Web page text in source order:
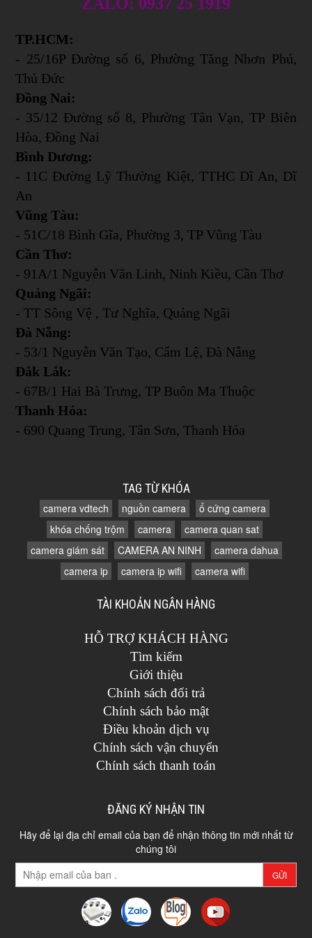
TP.HCM:
- 25/16P Đường số 6, Phường Tăng Nhơn Phú,
Thủ Đức
Đồng Nai:
- 35/12 Đường số 8, Phường Tân Vạn, TP Biên
Hòa, Đồng Nai
Bình Dương:
- 11C Đường Lỹ Thường Kiệt, TTHC Dĩ An, Dĩ
An
Vũng Tàu:
- 51C/18 Bình Gĩa, Phường 3, TP Vũng Tàu
Cần Thơ:
- 91A/1 Nguyễn Văn Linh, Ninh Kiều, Cần Thơ
Quảng Ngãi:
- TT Sông Vệ , Tư Nghĩa, Quảng Ngãi
Đà Nẵng:
- 53/1 Nguyễn Văn Tạo, Cẩm Lệ, Đà Nẵng
Đắk Lắk:
- 67B/1 Hai Bà Trưng, TP Buôn Ma Thuộc
Thanh Hóa:
- 690 Quang Trung, Tân Sơn, Thanh Hóa
TAG TỪ KHÓA
camera vdtech nguồn camera
ổ cứng camera
khóa chống trộm
camera
camera quan sat
camera giám sát
CAMERA AN NINH
camera dahua
camera ip
camera ip wifi camera wifi
TÀI KHOẢN NGÂN HÀNG
HỖ TRỢ KHÁCH HÀNG
Tìm kiếm
Giới thiệu
Chính sách đổi trả
Chính sách bảo mật
Điều khoản dịch vụ
Chính sách vận chuyển
Chính sách thanh toán
ĐĂNG KÝ NHẬN TIN
Hãy để lại địa chỉ email của bạn để nhận thông tin mới nhất từ
chúng tôi
GỬI